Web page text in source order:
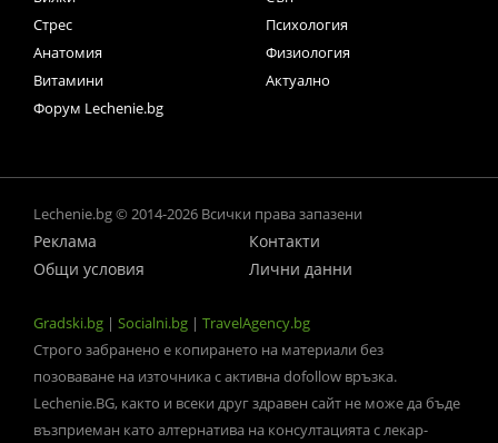
Стрес
Психология
Анатомия
Физиология
Витамини
Актуално
Форум Lechenie.bg
Lechenie.bg © 2014-2026 Всички права запазени
Реклама
Контакти
Общи условия
Лични данни
Gradski.bg | Socialni.bg | TravelAgency.bg
Строго забранено е копирането на материали без
позоваване на източника с активна dofollow връзка.
Lechenie.BG, както и всеки друг здравен сайт не може да бъде
възприеман като алтернатива на консултацията с лекар-